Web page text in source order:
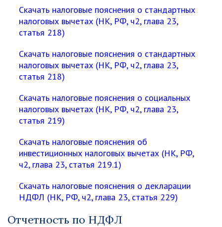
Скачать налоговые пояснения о стандартных
налоговых вычетах (НК, РФ, ч2, глава 23,
статья 218)
Скачать налоговые пояснения о стандартных
налоговых вычетах (НК, РФ, ч2, глава 23,
статья 218)
Скачать налоговые пояснения о социальных
налоговых вычетах (НК, РФ, ч2, глава 23,
статья 219)
Скачать налоговые пояснения об
инвестиционных налоговых вычетах (НК, РФ,
ч2, глава 23, статья 219.1)
Скачать налоговые пояснения о декларации
НДФЛ (НК, РФ, ч2, глава 23, статья 229)
Отчетность по НДФЛ